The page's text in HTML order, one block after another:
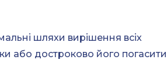
шляхи вирішення всіх
або достроково його погасити